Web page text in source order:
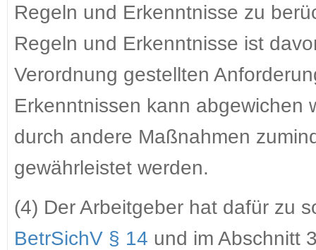
Regeln und Erkenntnisse zu
Regeln und Erkenntnisse ist
Verordnung gestellten
Erkenntnissen kann abgewichen
durch andere Maßnahmen
gewährleistet werden.
(4) Der Arbeitgeber hat dafür zu
BetrSichV § 14 und im Abschnitt